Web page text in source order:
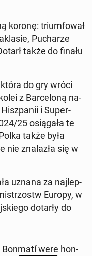
koronę: tri­um­fował
Pucharze
także do finału
do gry wróci
z Barceloną na­
i Su­per­
25 os­ią­gała te
także była
nie znalazła się w
uznana za na­jlep­
Europy, w
dotarły do
Bonmatí were ho­n­